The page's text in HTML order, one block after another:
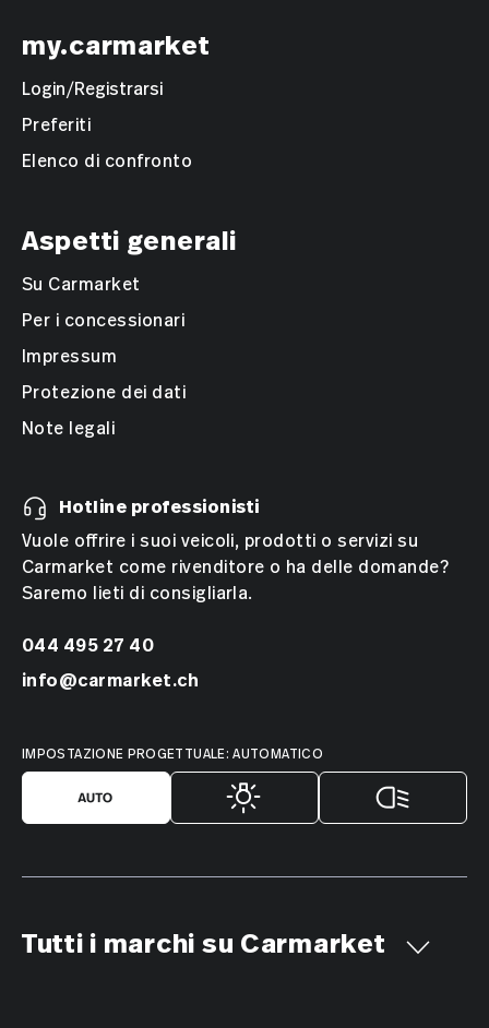
my.carmarket
Login/Registrarsi
Preferiti
Elenco di confronto
Aspetti generali
Su Carmarket
Per i concessionari
Impressum
Protezione dei dati
Note legali
Hotline professionisti
Vuole offrire i suoi veicoli, prodotti o servizi su
Carmarket come rivenditore o ha delle domande?
Saremo lieti di consigliarla.
044 495 27 40
info@carmarket.ch
IMPOSTAZIONE PROGETTUALE: AUTOMATICO
Tutti i marchi su Carmarket